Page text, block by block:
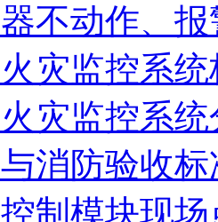
不动作、
灾监控系
灾监控系
消防验收标
制模块现